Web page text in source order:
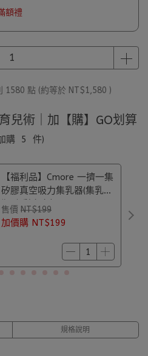
額禮
1580 點 (約等於 NT$1,580 )
兒術｜加【購】GO划算
購 5 件)
【福利品】Cmore 一擠一集
矽膠真空吸力集乳器(集乳
瓶)｜彩盒盒損
售價 NT$199
加價購 NT$199
規格說明